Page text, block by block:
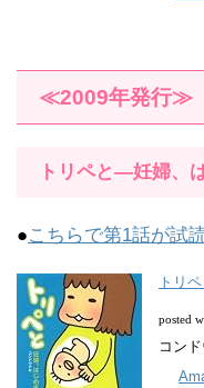
≪2009年発行≫
トリペと―妊婦、
●こちらで第1話が試
トリ
posted
コン